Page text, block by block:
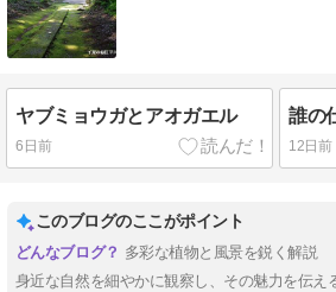
ヤブミョウガとアオガエル
6日前
誰の
12日前
このブログのここがポイント
多彩な植物と風景を鋭く解説
身近な自然を細やかに観察し、その魅力を伝え